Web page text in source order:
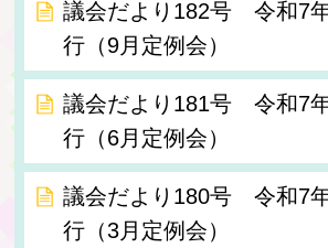
議会だより182号 令和7
行（9月定例会）
議会だより181号 令和7
行（6月定例会）
議会だより180号 令和7
行（3月定例会）